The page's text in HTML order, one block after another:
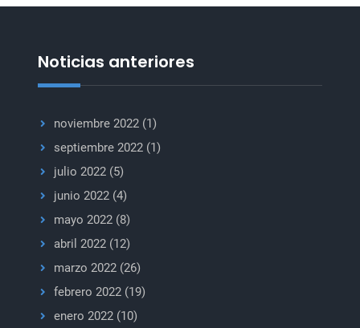
Noticias anteriores
noviembre 2022(1)
septiembre 2022(1)
julio 2022(5)
junio 2022(4)
mayo 2022(8)
abril 2022(12)
marzo 2022(26)
febrero 2022(19)
enero 2022(10)